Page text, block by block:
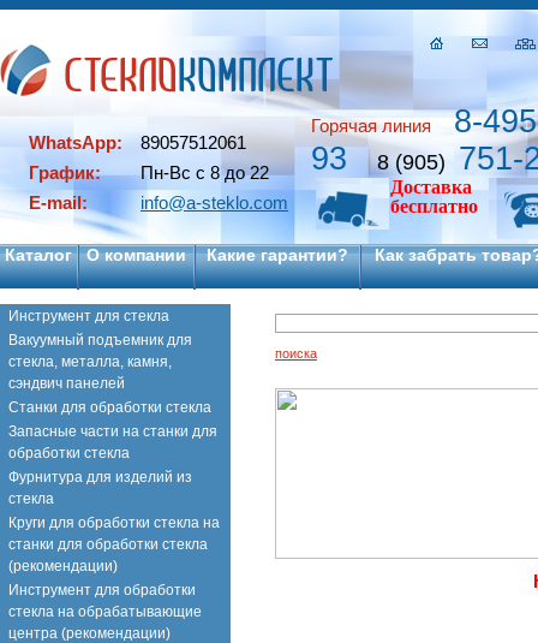
WhatsApp:
89057512061
График:
Пн-Вс с 8 до 22
E-mail:
info@a-steklo.com
Горячая линия
8-
93
8 (905) 751-
Доставка
бесплатно
Каталог О компании Какие гарантии? Как забрать
Инструмент для стекла
Вакуумный подъемник для
стекла, металла, камня,
сэндвич панелей
Станки для обработки стекла
Запасные части на станки для
обработки стекла
Фурнитура для изделий из
стекла
Круги для обработки стекла на
станки для обработки стекла
(рекомендации)
Инструмент для обработки
стекла на обрабатывающие
центра (рекомендации)
поиска